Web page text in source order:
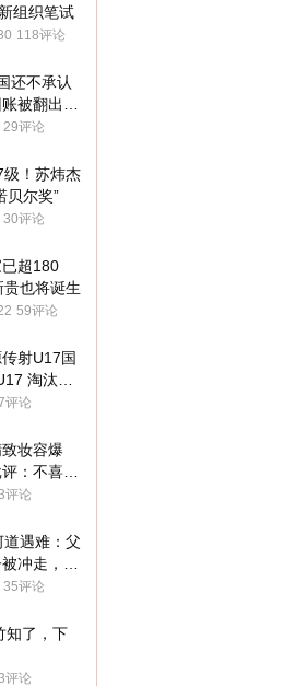
组织笔试
118评论
还不承认
被翻出，
29评论
级！苏炜杰
贝尔奖”
30评论
超180
也将诞生
59评论
射U17国
淘汰赛
评论
妆容爆
：不喜欢
评论
遇难：父
冲走，当
家属盼厘
35评论
知了，下
评论